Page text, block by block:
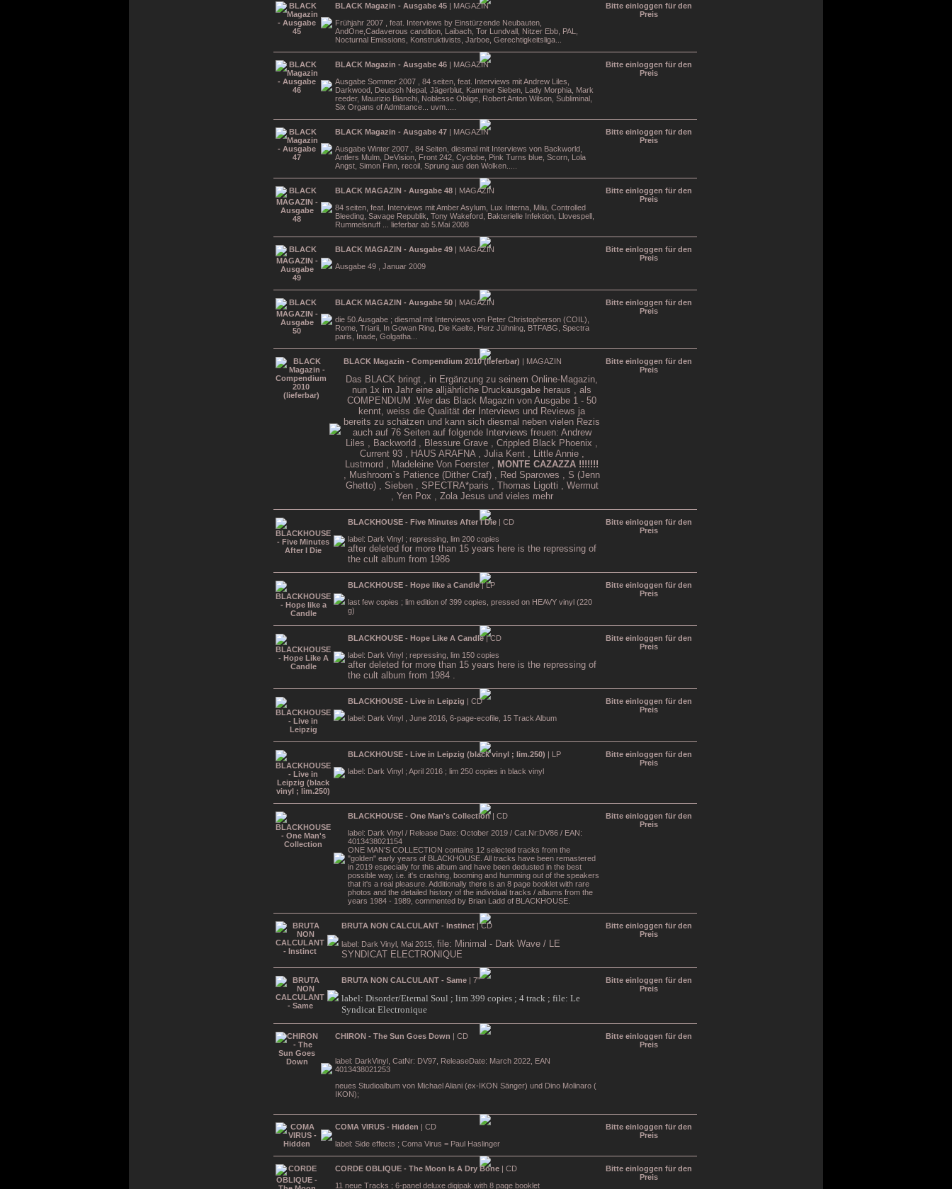
BLACK Magazin - Ausgabe 45 | MAGAZIN
Frühjahr 2007 , feat. Interviews by Einstürzende Neubauten,
AndOne,Cadaverous candition, Laibach, Tor Lundvall, Nitzer Ebb, PAL,
Nocturnal Emissions, Konstruktivists, Jarboe, Gerechtigkeitsliga...
Bitte einloggen für den
Preis
BLACK Magazin - Ausgabe 46 | MAGAZIN
Ausgabe Sommer 2007 , 84 seiten, feat. Interviews mit Andrew Liles,
Darkwood, Deutsch Nepal, Jägerblut, Kammer Sieben, Lady Morphia, Mark
reeder, Maurizio Bianchi, Noblesse Oblige, Robert Anton Wilson, Subliminal,
Six Organs of Admittance... uvm.....
Bitte einloggen für den
Preis
BLACK Magazin - Ausgabe 47 | MAGAZIN
Ausgabe Winter 2007 , 84 Seiten, diesmal mit Interviews von Backworld,
Antlers Mulm, DeVision, Front 242, Cyclobe, Pink Turns blue, Scorn, Lola
Angst, Simon Finn, recoil, Sprung aus den Wolken.....
Bitte einloggen für den
Preis
BLACK MAGAZIN - Ausgabe 48 | MAGAZIN
84 seiten, feat. Interviews mit Amber Asylum, Lux Interna, Milu, Controlled
Bleeding, Savage Republik, Tony Wakeford, Bakterielle Infektion, Llovespell,
Rummelsnuff ... lieferbar ab 5.Mai 2008
Bitte einloggen für den
Preis
BLACK MAGAZIN - Ausgabe 49 | MAGAZIN
Ausgabe 49 , Januar 2009
Bitte einloggen für den
Preis
BLACK MAGAZIN - Ausgabe 50 | MAGAZIN
die 50.Ausgabe ; diesmal mit Interviews von Peter Christopherson (COIL),
Rome, Triarii, In Gowan Ring, Die Kaelte, Herz Jühning, BTFABG, Spectra
paris, Inade, Golgatha...
Bitte einloggen für den
Preis
BLACK Magazin - Compendium 2010 (lieferbar) | MAGAZIN
Das BLACK bringt , in Ergänzung zu seinem Online-Magazin,
nun 1x im Jahr eine alljährliche Druckausgabe heraus , als
COMPENDIUM .Wer das Black Magazin von Ausgabe 1 - 50
kennt, weiss die Qualität der Interviews und Reviews ja
bereits zu schätzen und kann sich diesmal neben vielen Rezis
auch auf 76 Seiten auf folgende Interviews freuen: Andrew
Liles , Backworld , Blessure Grave , Crippled Black Phoenix ,
Current 93 , HAUS ARAFNA , Julia Kent , Little Annie ,
Lustmord , Madeleine Von Foerster , MONTE CAZAZZA !!!!!!!
, Mushroom`s Patience (Dither Craf) , Red Sparowes , S (Jenn
Ghetto) , Sieben , SPECTRA*paris , Thomas Ligotti , Wermut
, Yen Pox , Zola Jesus und vieles mehr
Bitte einloggen für den
Preis
BLACKHOUSE - Five Minutes After I Die | CD
label: Dark Vinyl ; repressing, lim 200 copies
after deleted for more than 15 years here is the repressing of
the cult album from 1986
Bitte einloggen für den
Preis
BLACKHOUSE - Hope like a Candle| LP
last few copies ; lim edition of 399 copies, pressed on HEAVY vinyl (220
g)
Bitte einloggen für den
Preis
BLACKHOUSE - Hope Like A Candle| CD
label: Dark Vinyl ; repressing, lim 150 copies
after deleted for more than 15 years here is the repressing of
the cult album from 1984 .
Bitte einloggen für den
Preis
BLACKHOUSE - Live in Leipzig | CD
label: Dark Vinyl , June 2016, 6-page-ecofile, 15 Track Album
Bitte einloggen für den
Preis
BLACKHOUSE - Live in Leipzig (black vinyl ; lim.250) | LP
label: Dark Vinyl ; April 2016 ; lim 250 copies in black vinyl
Bitte einloggen für den
Preis
BLACKHOUSE - One Man's Collection| CD
label: Dark Vinyl / Release Date: October 2019 / Cat.Nr:DV86 / EAN:
4013438021154
ONE MAN'S COLLECTION contains 12 selected tracks from the
"golden" early years of BLACKHOUSE. All tracks have been remastered
in 2019 especially for this album and have been dedusted in the best
possible way, i.e. it's crashing, booming and humming out of the speakers
that it's a real pleasure. Additionally there is an 8 page booklet with rare
photos and the detailed history of the individual tracks / albums from the
years 1984 - 1989, commented by Brian Ladd of BLACKHOUSE.
Bitte einloggen für den
Preis
BRUTA NON CALCULANT - Instinct | CD
label: Dark Vinyl, Mai 2015, file: Minimal - Dark Wave / LE
SYNDICAT ELECTRONIQUE
Bitte einloggen für den
Preis
BRUTA NON CALCULANT - Same | 7"
label: Disorder/Eternal Soul ; lim 399 copies ; 4 track ; file: Le
Syndicat Electronique
Bitte einloggen für den
Preis
CHIRON - The Sun Goes Down | CD
label: DarkVinyl, CatNr: DV97, ReleaseDate: March 2022, EAN
4013438021253
neues Studioalbum von Michael Aliani (ex-IKON Sänger) und Dino Molinaro (
IKON);
Bitte einloggen für den
Preis
COMA VIRUS - Hidden | CD
label: Side effects ; Coma Virus = Paul Haslinger
Bitte einloggen für den
Preis
CORDE OBLIQUE - The Moon Is A Dry Bone | CD
11 neue Tracks ; 6-panel deluxe digipak with 8 page booklet
Bitte einloggen für den
Preis